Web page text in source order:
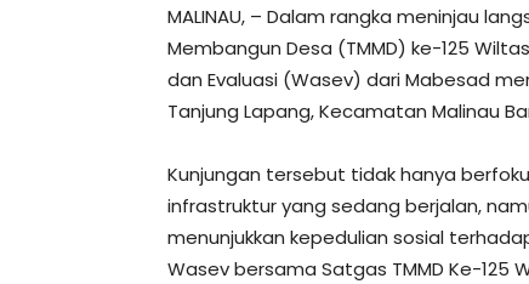
MALINAU, – Dalam rangka meninjau
Membangun Desa (TMMD) ke-125
dan Evaluasi (Wasev) dari Mabesad
Tanjung Lapang, Kecamatan Malinau
Kunjungan tersebut tidak hanya
infrastruktur yang sedang berjalan,
menunjukkan kepedulian sosial
Wasev bersama Satgas TMMD Ke-125